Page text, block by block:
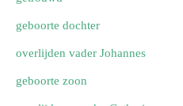
geboorte dochter
overlijden vader Johannes
geboorte zoon